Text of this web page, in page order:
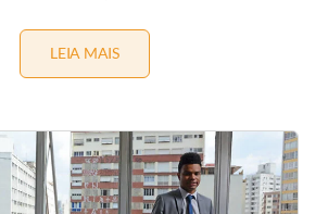
LEIA MAISF
D
E